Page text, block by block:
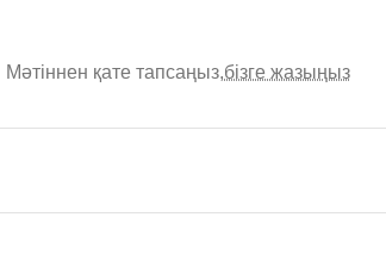
Мәтіннен қате тапсаңыз,бізге жазыңыз